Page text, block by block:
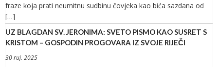
fraze koja prati neumitnu sudbinu čovjeka kao bića sazdana od
[…]
UZ BLAGDAN SV. JERONIMA: SVETO PISMO KAO SUSRET S
KRISTOM – GOSPODIN PROGOVARA IZ SVOJE RIJEČI
30 ruj. 2025